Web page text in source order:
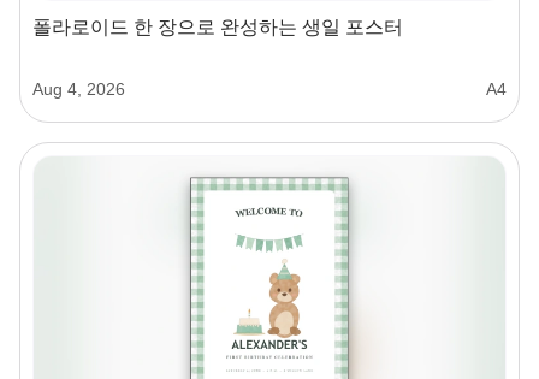
폴라로이드 한 장으로 완성하는 생일 포스터
Aug 4, 2026 A4